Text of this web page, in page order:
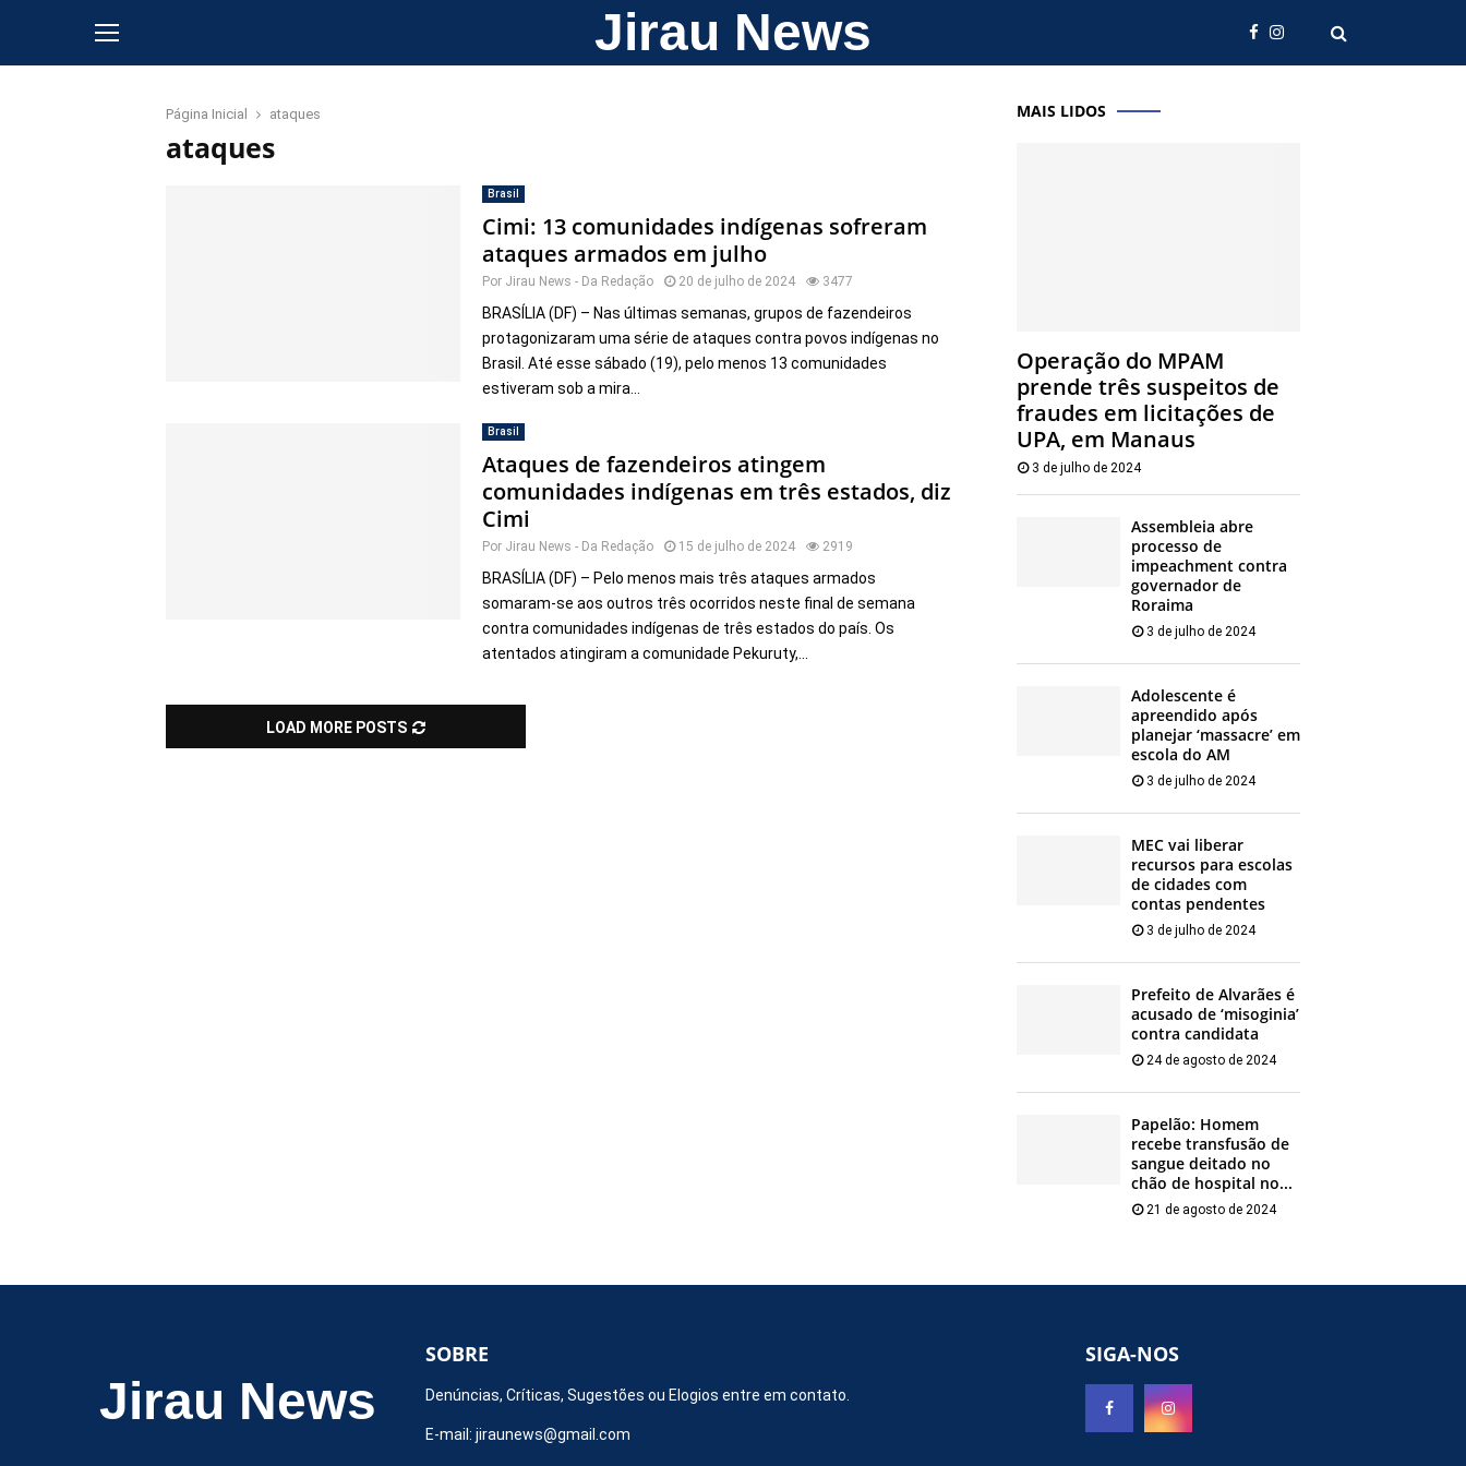
Jirau News
Página Inicial ataques
ataques
Brasil
Cimi: 13 comunidades indígenas sofreram
ataques armados em julho
Por Jirau News - Da Redação 20 de julho de 2024 3477
BRASÍLIA (DF) – Nas últimas semanas, grupos de fazendeiros
protagonizaram uma série de ataques contra povos indígenas no
Brasil. Até esse sábado (19), pelo menos 13 comunidades
estiveram sob a mira...
Brasil
Ataques de fazendeiros atingem
comunidades indígenas em três estados, diz
Cimi
Por Jirau News - Da Redação 15 de julho de 2024 2919
BRASÍLIA (DF) – Pelo menos mais três ataques armados
somaram-se aos outros três ocorridos neste final de semana
contra comunidades indígenas de três estados do país. Os
atentados atingiram a comunidade Pekuruty,...
LOAD MORE POSTS
MAIS LIDOS
Operação do MPAM
prende três suspeitos de
fraudes em licitações de
UPA, em Manaus
3 de julho de 2024
Assembleia abre
processo de
impeachment contra
governador de
Roraima
3 de julho de 2024
Adolescente é
apreendido após
planejar ‘massacre’ em
escola do AM
3 de julho de 2024
MEC vai liberar
recursos para escolas
de cidades com
contas pendentes
3 de julho de 2024
Prefeito de Alvarães é
acusado de ‘misoginia’
contra candidata
24 de agosto de 2024
Papelão: Homem
recebe transfusão de
sangue deitado no
chão de hospital no...
21 de agosto de 2024
Jirau News
SOBRE
Denúncias, Críticas, Sugestões ou Elogios entre em contato.
E-mail: jiraunews@gmail.com
SIGA-NOS